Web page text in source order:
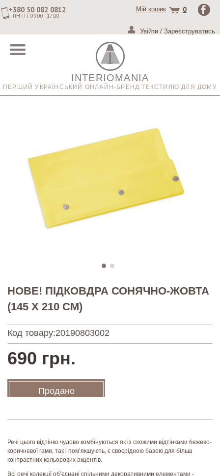
+380 50 082 0812
ПН-ПТ 09:00–17:00
Мій кошик 0
Увійти / Зареєструватись
INTERIOMANIA
ПЕРШИЙ УКРАЇНСЬКИЙ ОНЛАЙН-БРЕНД ТЕКСТИЛЮ ДЛЯ ДОМУ
НОВЕ! ПІДКОВДРА СОНЯЧНО-ЖОВТА
(145 Х 210 СМ)
Код товару:20190803002
690 грн.
Продано
Речі цього відтінко чудово комбінуються як із схожими відтінками бежево-
коричневої гами, так і пом’якшують, є своєрідною базою для більш
контрастних кольорових акцентів.
Всі речі колекції об’єднані спільними декоративними елементами -